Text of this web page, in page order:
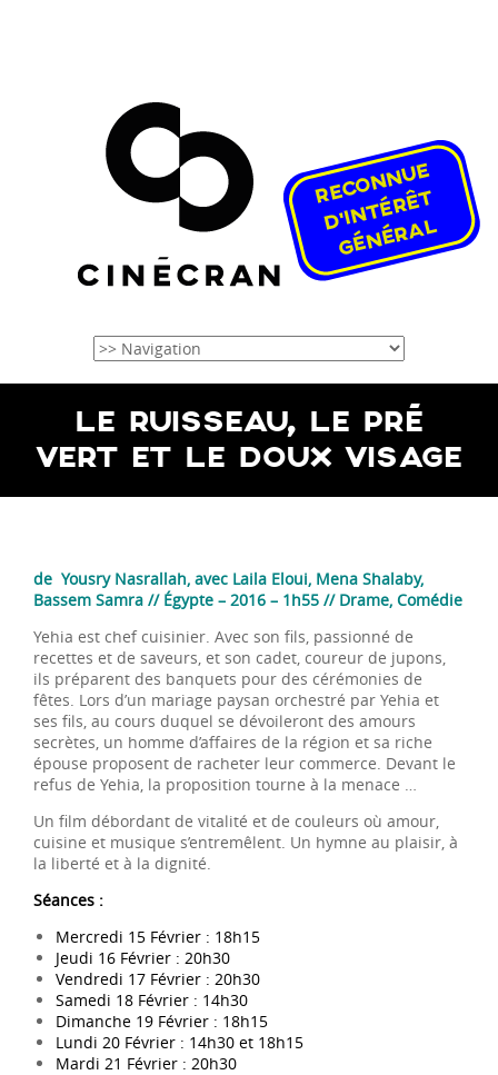
LE RUISSEAU, LE PRÉ
VERT ET LE DOUX VISAGE
de Yousry Nasrallah, avec Laila Eloui, Mena Shalaby,
Bassem Samra // Égypte – 2016 – 1h55 // Drame, Comédie
Yehia est chef cuisinier. Avec son fils, passionné de
recettes et de saveurs, et son cadet, coureur de jupons,
ils préparent des banquets pour des cérémonies de
fêtes. Lors d’un mariage paysan orchestré par Yehia et
ses fils, au cours duquel se dévoileront des amours
secrètes, un homme d’affaires de la région et sa riche
épouse proposent de racheter leur commerce. Devant le
refus de Yehia, la proposition tourne à la menace …
Un film débordant de vitalité et de couleurs où amour,
cuisine et musique s’entremêlent. Un hymne au plaisir, à
la liberté et à la dignité.
Séances :
Mercredi 15 Février : 18h15
Jeudi 16 Février : 20h30
Vendredi 17 Février : 20h30
Samedi 18 Février : 14h30
Dimanche 19 Février : 18h15
Lundi 20 Février : 14h30 et 18h15
Mardi 21 Février : 20h30